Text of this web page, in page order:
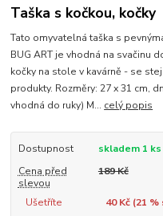
Taška s kočkou, kočky
Tato omyvatelná taška s
BUG ART je vhodná na svačinu
kočky na stole v kavárně - se
produkty. Rozměry: 27 x 31 cm,
vhodná do ruky) M... celý popis
Dostupnost
skladem 1 ks
Cena před
slevou
189 Kč
Ušetříte 40 Kč (21 %